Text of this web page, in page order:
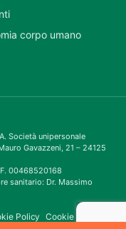
corpo umano
Società unipersonale
Gavazzeni, 21 – 24125
00468520168
sanitario: Dr. Massimo
Policy Cookie Consent